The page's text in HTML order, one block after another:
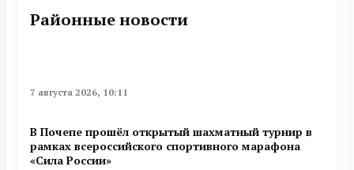
Районные новости
7 августа 2026, 10:11
В Почепе прошёл открытый шахматный турнир в
рамках всероссийского спортивного марафона
«Сила России»